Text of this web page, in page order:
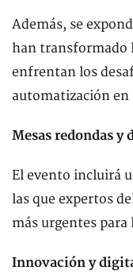
Además, se
han transformado
enfrentan los
automatización en
Mesas redondas y
El evento incluirá
las que expertos
más urgentes
Innovación y